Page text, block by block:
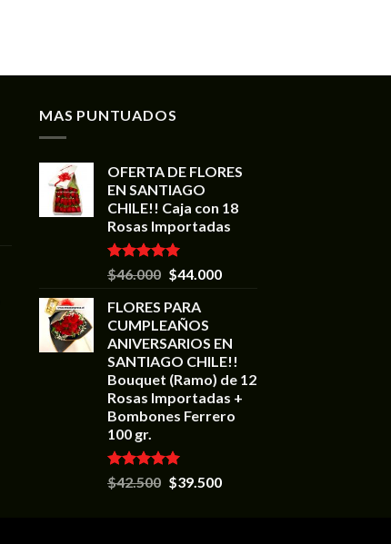
MAS PUNTUADOS
OFERTA DE FLORES
EN SANTIAGO
CHILE!! Caja con 18
Rosas Importadas
Valorado en
5.00
$46.000 $44.000
FLORES PARA
CUMPLEAÑOS
ANIVERSARIOS EN
SANTIAGO CHILE!!
Bouquet (Ramo) de 12
Rosas Importadas +
Bombones Ferrero
100 gr.
Valorado en
5.00
$42.500 $39.500